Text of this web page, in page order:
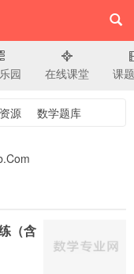
网
园 在线课堂 课
源 数学题库
（含